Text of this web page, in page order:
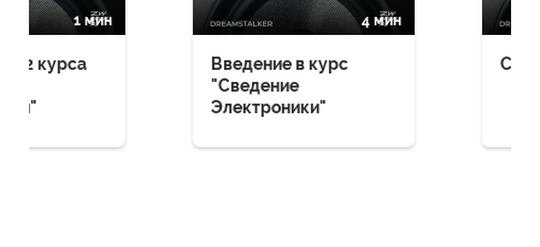
1 мин
2 курса
4 мин
Введение в курс
"Сведение
Электроники"